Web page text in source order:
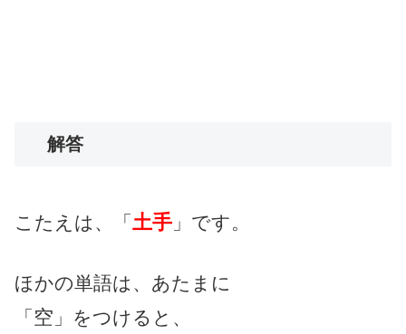
解答
こたえは、「 土手 」です。
ほかの単語は、あたまに
「 空 」をつけると、